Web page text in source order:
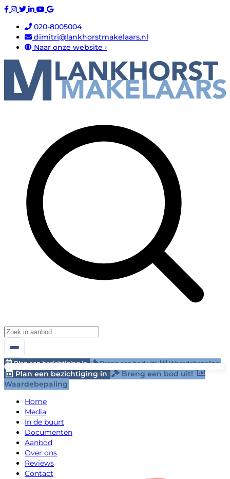
020-8005004
dimitri@lankhorstmakelaars.nl
Naar onze website ›
Plan een bezichtiging in Breng een bod uit! Waardebepaling
Plan een bezichtiging in
Breng een bod uit!
Waardebepaling
Home
Media
In de buurt
Documenten
Aanbod
Over ons
Reviews
Contact